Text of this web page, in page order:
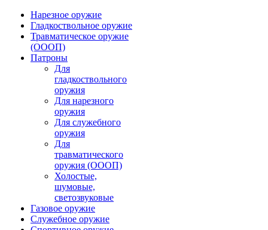
Нарезное оружие
Гладкоствольное оружие
Травматическое оружие
(ОООП)
Патроны
Для
гладкоствольного
оружия
Для нарезного
оружия
Для служебного
оружия
Для
травматического
оружия (ОООП)
Холостые,
шумовые,
светозвуковые
Газовое оружие
Служебное оружие